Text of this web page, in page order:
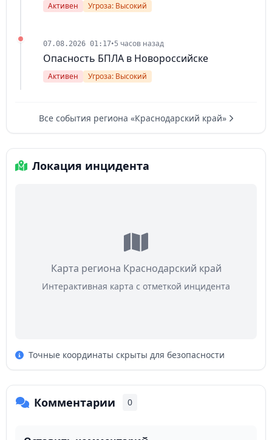
Активен Угроза: Высокий
07.08.2026 01:17•5 часов назад
Опасность БПЛА в Новороссийске
Активен Угроза: Высокий
Все события региона «Краснодарский край»
Локация инцидента
Карта региона Краснодарский край
Интерактивная карта с отметкой инцидента
Точные координаты скрыты для безопасности
Комментарии 0